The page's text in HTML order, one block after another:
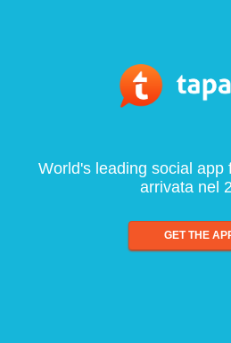
World's leading social app
arrivata nel
GET THE